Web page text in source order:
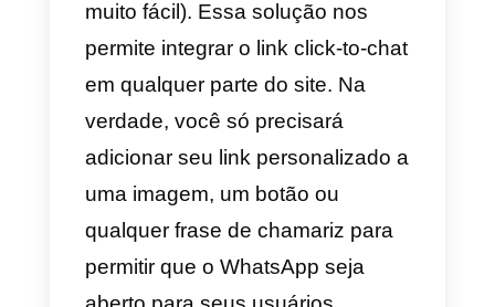
dá o seu opt-in através desta
ação).
Quais são as maneiras de
integrar um botão do
WhatsApp no ​​site?